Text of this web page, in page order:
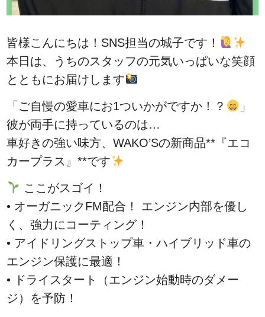
皆様こんにちは！SNS担当の城子です！
本日は、うちのスタッフの元気いっぱいな笑顔
とともにお届けします
「ご自慢の愛車にお1ついかがですか！？
」
彼が両手に持っているのは…
車好きの強い味方、WAKO’Sの新商品**『エコ
カープラス』**です
ここがスゴイ！
• オーガニックFM配合！ エンジン内部を優し
く、強力にコーティング！
• アイドリングストップ車・ハイブリッド車の
エンジン保護に最適！
• ドライスタート（エンジン始動時のダメー
ジ）を予防！